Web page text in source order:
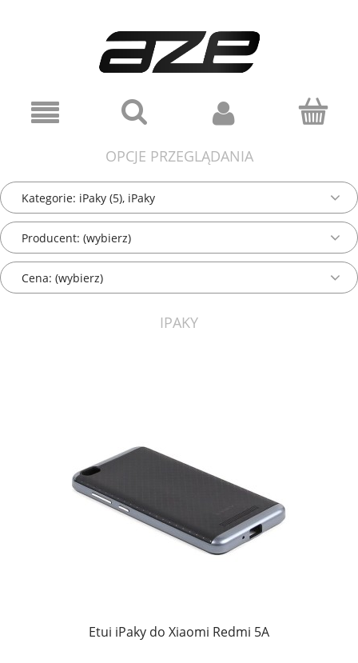
OPCJE PRZEGLĄDANIA
Kategorie: iPaky (5), iPaky
Producent: (wybierz)
Cena: (wybierz)
IPAKY
Etui iPaky do Xiaomi Redmi 5A